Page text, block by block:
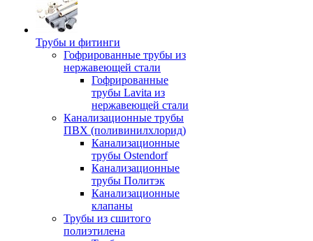
Трубы и фитинги
Гофрированные трубы из
нержавеющей стали
Гофрированные
трубы Lavita из
нержавеющей стали
Канализационные трубы
ПВХ (поливинилхлорид)
Канализационные
трубы Ostendorf
Канализационные
трубы Политэк
Канализационные
клапаны
Трубы из сшитого
полиэтилена